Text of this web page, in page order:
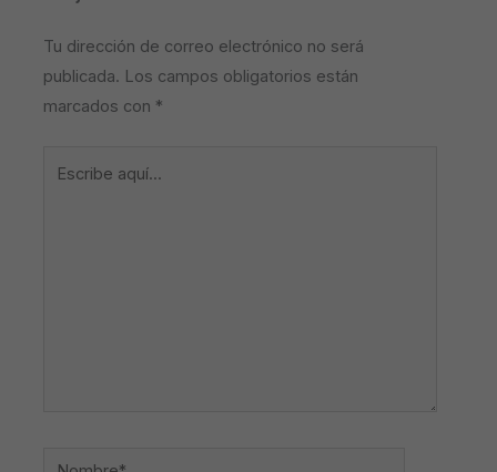
Tu dirección de correo electrónico no será
publicada. Los campos obligatorios están
marcados con *
Nombre*